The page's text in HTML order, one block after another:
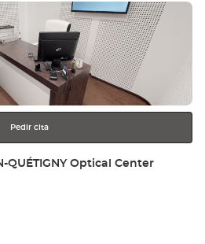
Pedir cita
Optical Center